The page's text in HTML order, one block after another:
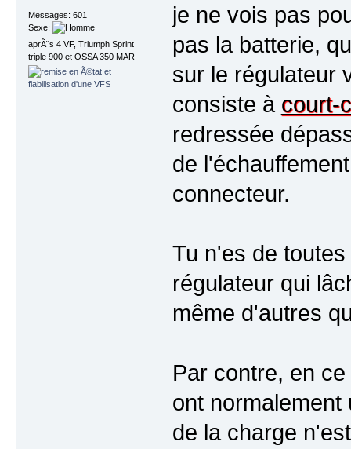
Messages: 601
Sexe:
aprÃ¨s 4 VF, Triumph Sprint
triple 900 et OSSA 350 MAR
je ne vois pas
pas la batterie,
sur le régulateur
consiste à court-
redressée
de
connecteur.
Tu n'es de
régulateur qui
même d'autres
Par contre, en
ont
de la charge